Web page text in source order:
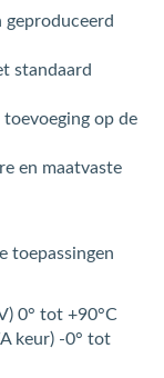
geproduceerd
standaard
op de
en maatvaste
toepassingen
0° tot +90°C
keur) -0° tot